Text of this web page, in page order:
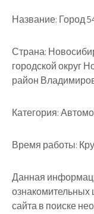
Название: Город
Страна:
городской округ
район
Категория:
Время работы:
Данная
ознакомительных
сайта в поиске